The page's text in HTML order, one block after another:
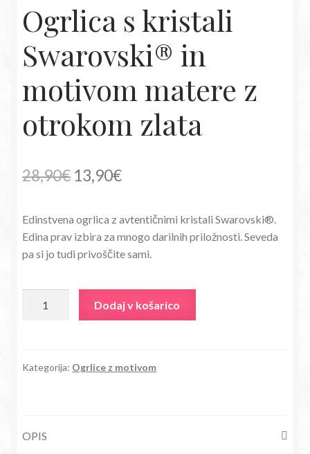
Ogrlica s kristali
Swarovski® in
motivom matere z
otrokom zlata
28,90€ Izvirna
je
bila:
13,90€Trenutna
je:
13,90€.
Edinstvena ogrlica z avtentičnimi kristali Swarovski®.
Edina prav izbira za mnogo darilnih priložnosti. Seveda
pa si jo tudi privoščite sami.
in
otrokom
Dodaj v košarico
Kategorija: Ogrlice z motivom
OPIS